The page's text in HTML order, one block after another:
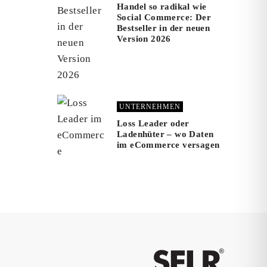
Handel so radikal wie
Social Commerce: Der
Bestseller in der neuen
Version 2026
UNTERNEHMEN
Loss Leader oder
Ladenhüter – wo Daten
im eCommerce versagen